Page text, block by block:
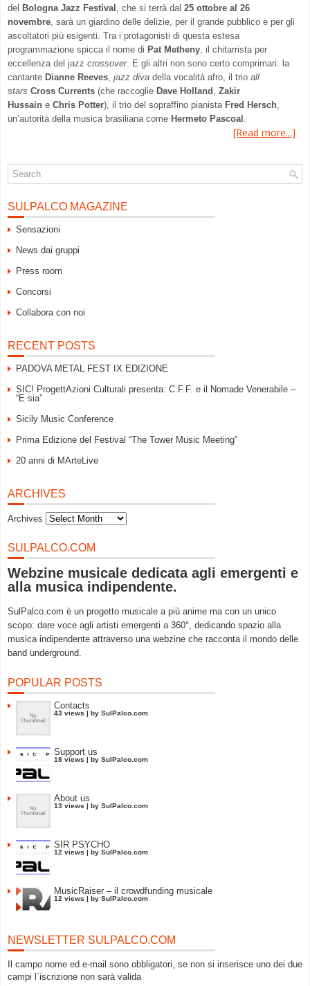
del Bologna Jazz Festival , che si terrà dal 25 ottobre al 26
novembre , sarà un giardino delle delizie, per il grande pubblico e per gli
ascoltatori più esigenti. Tra i protagonisti di questa estesa
programmazione spicca il nome di Pat Metheny , il chitarrista per
eccellenza del jazz crossover. E gli altri non sono certo comprimari: la
cantante Dianne Reeves jazz diva della vocalità afro, il trio all
stars Cross Currents (che raccoglie Dave Holland Zakir
Hussain e Chris Potter), il trio del sopraffino pianista Fred Hersch
un’autorità della musica brasiliana come Hermeto Pascoal
[Read more...]
SULPALCO MAGAZINE
Sensazioni
News dai gruppi
Press room
Concorsi
Collabora con noi
RECENT POSTS
PADOVA METAL FEST IX EDIZIONE
SIC! ProgettAzioni Culturali presenta: C.F.F. e il Nomade Venerabile –
“E sia”
Sicily Music Conference
Prima Edizione del Festival “The Tower Music Meeting”
20 anni di MArteLive
ARCHIVES
Archives
SULPALCO.COM
Webzine musicale dedicata agli emergenti e
alla musica indipendente.
SulPalco.com è un progetto musicale a più anime ma con un unico
scopo: dare voce agli artisti emergenti a 360°, dedicando spazio alla
musica indipendente attraverso una webzine che racconta il mondo delle
band underground.
POPULAR POSTS
Contacts
43 views | by SulPalco.com
Support us
18 views | by SulPalco.com
About us
13 views | by SulPalco.com
SIR PSYCHO
12 views | by SulPalco.com
MusicRaiser – il crowdfunding musicale
12 views | by SulPalco.com
NEWSLETTER SULPALCO.COM
Il campo nome ed e-mail sono obbligatori, se non si inserisce uno dei due
campi l`iscrizione non sarà valida